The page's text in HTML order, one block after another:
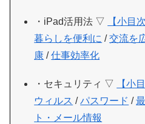
・iPad活用法 ▽
【小目次
暮らしを便利に /交流を
康 /仕事効率化
・セキュリティ ▽
【小
ウィルス /パスワード /
ト・メール情報